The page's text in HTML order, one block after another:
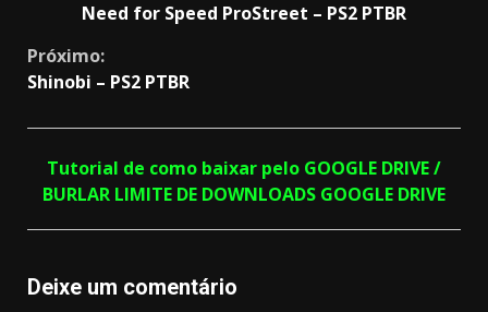
Need for Speed ProStreet – PS2 PTBR
Próximo:
Shinobi – PS2 PTBR
Tutorial de como baixar pelo GOOGLE DRIVE /
BURLAR LIMITE DE DOWNLOADS GOOGLE DRIVE
Deixe um comentário